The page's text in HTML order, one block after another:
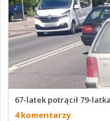
67-latek potrącił 79-
4 komentarzy